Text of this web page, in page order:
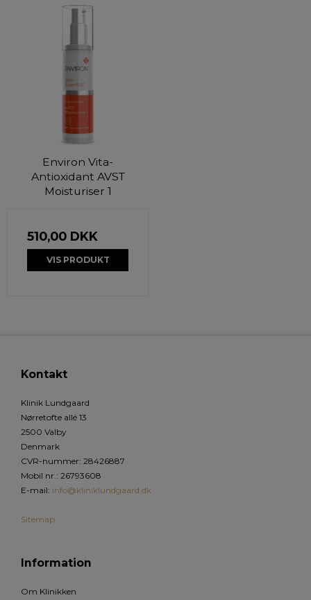
Environ Vita-
Antioxidant AVST
Moisturiser 1
510,00 DKK
VIS PRODUKT
Kontakt
Klinik Lundgaard
Nørretofte allé 13
2500 Valby
Denmark
CVR-nummer: 28426887
Mobil nr.: 26793608
E-mail: info@kliniklundgaard.dk
Sitemap
Information
Om Klinikken